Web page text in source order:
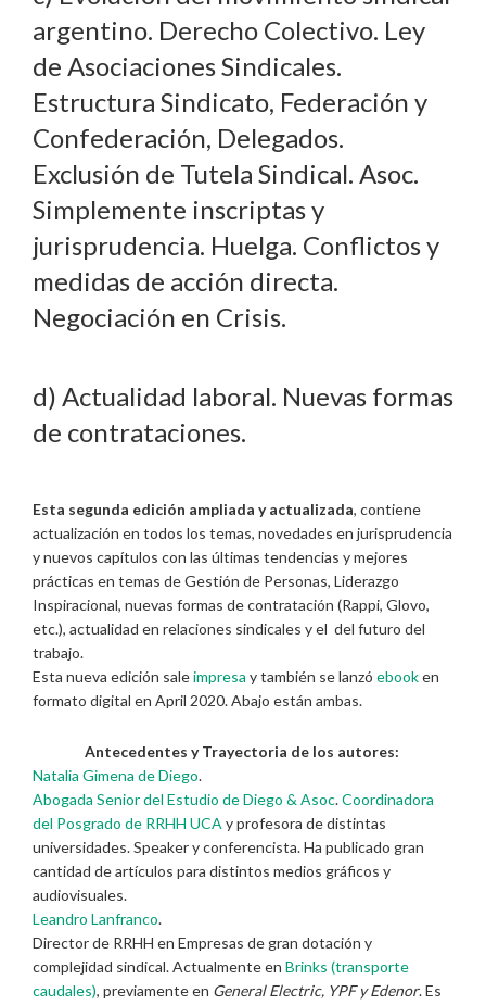
argentino. Derecho Colectivo. Ley
de Asociaciones Sindicales.
Estructura Sindicato, Federación y
Confederación, Delegados.
Exclusión de Tutela Sindical. Asoc.
Simplemente inscriptas y
jurisprudencia. Huelga. Conflictos y
medidas de acción directa.
Negociación en Crisis.
d) Actualidad laboral. Nuevas formas
de contrataciones.
Esta segunda edición ampliada y actualizada, contiene
actualización en todos los temas, novedades en jurisprudencia
y nuevos capítulos con las últimas tendencias y mejores
prácticas en temas de Gestión de Personas, Liderazgo
Inspiracional, nuevas formas de contratación (Rappi, Glovo,
etc.), actualidad en relaciones sindicales y el del futuro del
trabajo.
Esta nueva edición saleimpresa y también se lanzó ebooken
formato digital en April 2020. Abajo están ambas.
Antecedentes y Trayectoria de los autores:
Natalia Gimena de Diego.
Abogada Senior del Estudio de Diego & Asoc.Coordinadora
del Posgrado de RRHH UCA y profesora de distintas
universidades. Speaker y conferencista. Ha publicado gran
cantidad de artículos para distintos medios gráficos y
audiovisuales.
Leandro Lanfranco.
Director de RRHH en Empresas de gran dotación y
complejidad sindical. Actualmente en Brinks (transporte
caudales), previamente en General Electric, YPF y Edenor. Es